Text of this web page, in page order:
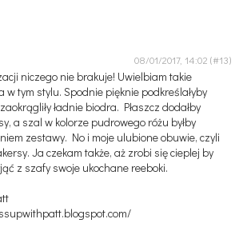
08/01/2017, 14:02
niczego nie brakuje! Uwielbiam takie
w tym stylu. Spodnie pięknie podkreślałyby
ładnie biodra. Płaszcz dodałby
a szal w kolorze pudrowego różu byłby
zestawy. No i moje ulubione obuwie, czyli
Ja czekam także, aż zrobi się cieplej by
z szafy swoje ukochane reeboki.